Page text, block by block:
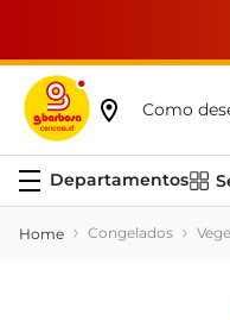
Como
Congelados